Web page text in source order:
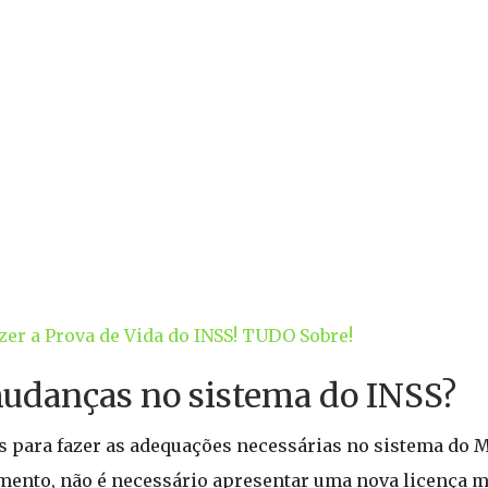
a Prova de Vida do INSS! TUDO Sobre!
no sistema do INSS?
para fazer as adequações necessárias no sistema do
não é necessário apresentar uma nova licença